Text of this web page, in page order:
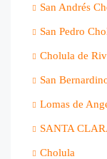
San Andrés
San Pedro
Cholula de
San
Lomas de
SANTA
Cholula